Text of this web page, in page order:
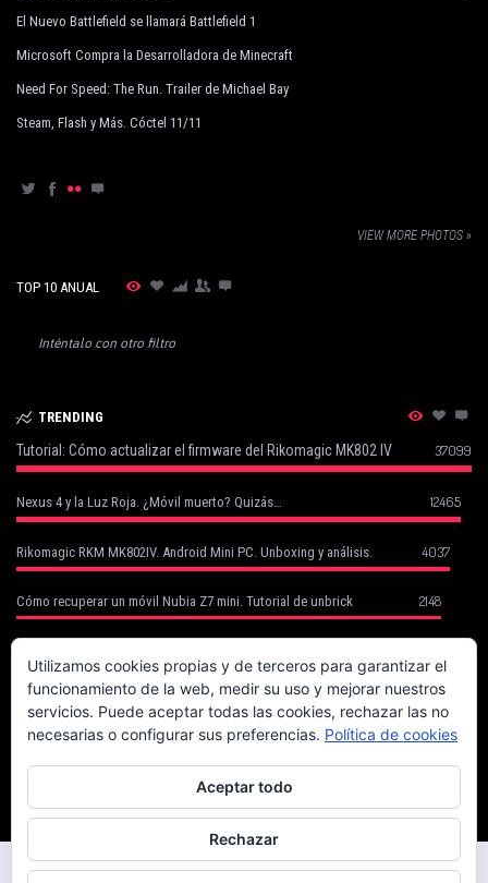
El Nuevo Battlefield se llamará Battlefield 1
Microsoft Compra la Desarrolladora de Minecraft
Need For Speed: The Run. Trailer de Michael Bay
Steam, Flash y Más. Cóctel 11/11
VIEW MORE PHOTOS »
TOP 10 ANUAL
Inténtalo con otro filtro
TRENDING
Tutorial: Cómo actualizar el firmware del Rikomagic MK802 IV 37099
Nexus 4 y la Luz Roja. ¿Móvil muerto? Quizás… 12465
Rikomagic RKM MK802IV. Android Mini PC. Unboxing y análisis. 4037
Cómo recuperar un móvil Nubia Z7 mini. Tutorial de unbrick 2148
real)
1752
Canon EOS 70D. La fiera del enfoque. 1702
Forge)
1624
Copyright © 2014 El mundo de las zapateces. Todos los derechos
Utilizamos cookies propias y de terceros para garantizar el
funcionamiento de la web, medir su uso y mejorar nuestros
servicios. Puede aceptar todas las cookies, rechazar las no
necesarias o configurar sus preferencias. Política de cookies
Aceptar todo
Rechazar